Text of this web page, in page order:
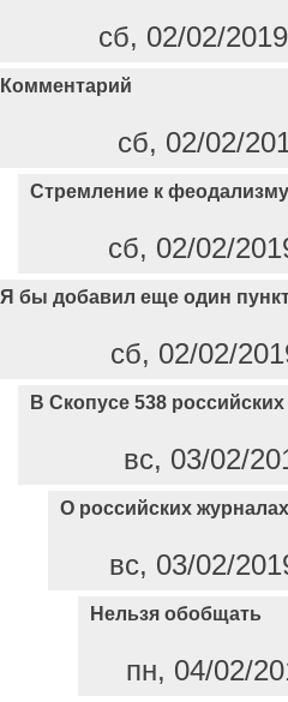
сб, 02/02/
Комментарий
сб, 02/02/
Стремление к феодализму
сб, 02/02/
Я бы добавил еще один
сб, 02/02/
В Скопусе 538
вс, 03/02/
О российских журналах
вс, 03/02/
Нельзя обобщать
пн, 04/02/